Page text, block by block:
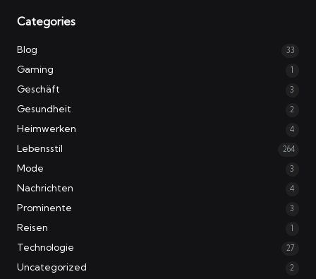
Categories
Blog 33
Gaming 1
Geschäft 3
Gesundheit 2
Heimwerken 4
Lebensstil 264
Mode 3
Nachrichten 4
Prominente 3
Reisen 1
Technologie 27
Uncategorized 2